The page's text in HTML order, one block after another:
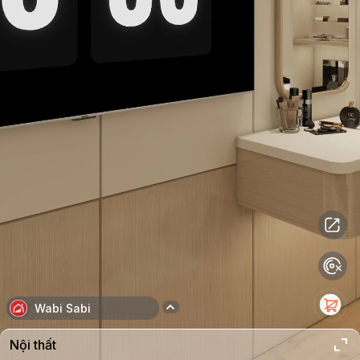
Wabi Sabi
Nội thất